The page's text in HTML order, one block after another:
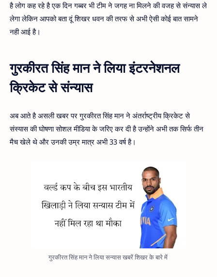
है लोग कह रहे है एक दिन गब्बर भी टीम ने जगह ना मिलने की वजह से संन्यास ले
लेगा लेकिन आपको बता दूं शिखर धवन की तरफ से अभी ऐसी कोई बात सामने
नही आई है।
गुरकीरत सिंह मान ने लिया इंटरनेशनल
क्रिकेट से संन्यास
अब आते है असली खबर पर गुरकीरत सिंह मान ने अंतर्राष्ट्रीय क्रिकेट से
संस्यास की घोषणा सोशल मीडिया के जरिए कर दी है उन्होंने अभी तक सिर्फ तीन
मैच खेले थे और उनकी उम्र मात्र अभी 33 वर्ष है।
गुरकीरत सिंह मान ने लिया सन्यास खबरें शिखर के बारे में